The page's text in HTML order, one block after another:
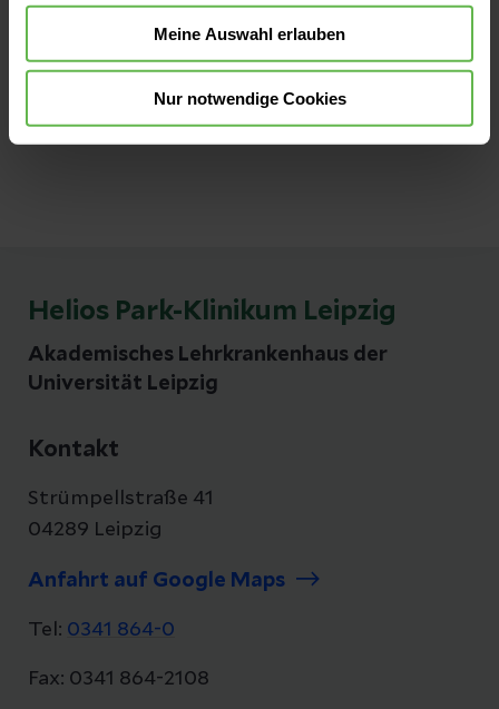
Meine Auswahl erlauben
Nur notwendige Cookies
0341 864-0
E-Mail senden
Helios Park-Klinikum Leipzig
Akademisches Lehrkrankenhaus der
Universität Leipzig
Kontakt
Strümpellstraße 41
04289 Leipzig
Anfahrt auf Google Maps
Tel: 0341 864-0
Fax: 0341 864-2108